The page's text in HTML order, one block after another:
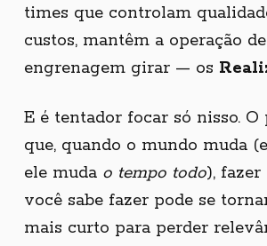
times que controlam
custos, mantêm a operação
engrenagem girar — os
E é tentador focar só nisso. O
que, quando o mundo muda
ele muda o tempo todo), fazer
você sabe fazer pode se
mais curto para perder